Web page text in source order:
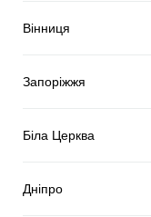
Вінниця
Запоріжжя
Біла Церква
Дніпро